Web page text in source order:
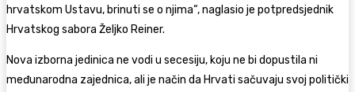
hrvatskom Ustavu, brinuti se o njima“, naglasio je potpredsjednik
Hrvatskog sabora Željko Reiner.
Nova izborna jedinica ne vodi u secesiju, koju ne bi dopustila ni
međunarodna zajednica, ali je način da Hrvati sačuvaju svoj politički